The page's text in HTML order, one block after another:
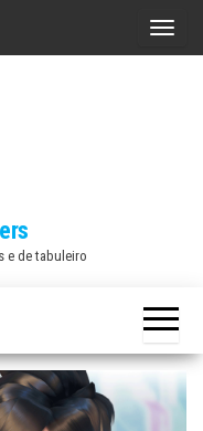
A
a
v
g
e de tabuleiro